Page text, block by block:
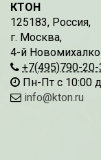
КТОН
125183, Россия,
г. Москва,
4-й
+7(495)790-20-
Пн-Пт с 10:00
info@kton.ru